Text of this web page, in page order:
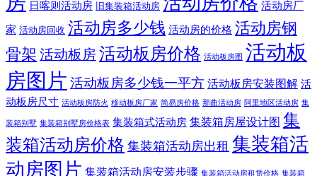
日喀则活动房 旧集装箱活动房 活动房厂
家 活动房回收 活动房多少钱 活动房的价格 活动房钢
骨架 活动板房活动板房价格 活动板房图 活动板
房图片 活动板房多少钱一平方 活动板房安装图解 活
动板房尺寸 活动板房防火 移动板房厂家 简易房价格 那曲活动房 阿里地区活动房 集
装箱别墅 集装箱别墅房价格表 集装箱式活动房 集装箱房屋设计图 集
装箱活动房价格 集装箱活动房出租 集装箱活
动房图片 集装箱活动房安装步骤 集装箱活动房租赁价格 集装箱